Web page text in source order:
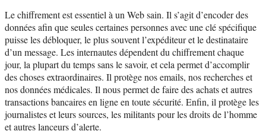
Le chiffrement est essentiel à un Web sain. Il s’agit d’encoder des
données afin que seules certaines personnes avec une clé spécifique
puisse les débloquer, le plus souvent l’expéditeur et le destinataire
d’un message. Les internautes dépendent du chiffrement chaque
jour, la plupart du temps sans le savoir, et cela permet d’accomplir
des choses extraordinaires. Il protège nos emails, nos recherches et
nos données médicales. Il nous permet de faire des achats et autres
transactions bancaires en ligne en toute sécurité. Enfin, il protège les
journalistes et leurs sources, les militants pour les droits de l’homme
et autres lanceurs d’alerte.